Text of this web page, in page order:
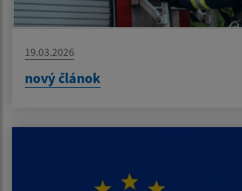
19.03.2026
nový článok